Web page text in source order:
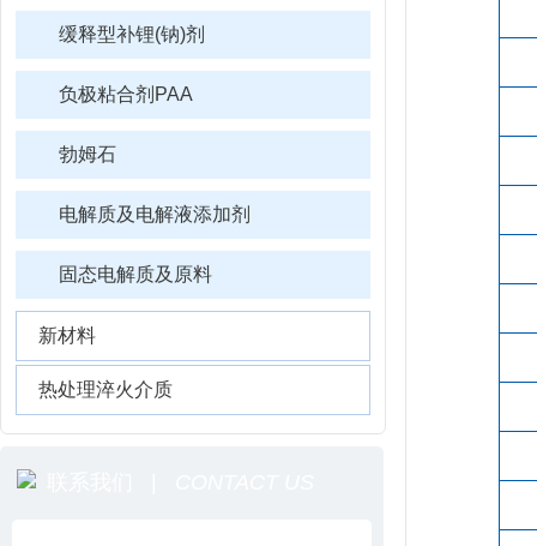
缓释型补锂(钠)剂
负极粘合剂PAA
勃姆石
电解质及电解液添加剂
固态电解质及原料
新材料
热处理淬火介质